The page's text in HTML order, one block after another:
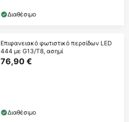
Διαθέσιμο
Επιφανειακό φωτιστικό περσίδων LED
444 με G13/T8, ασημί
76,90 €
Διαθέσιμο